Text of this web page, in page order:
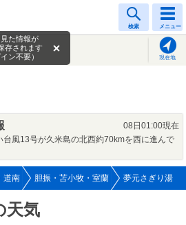
検索 メニュー
現在地
た情報が
存されます
イン不要）
08日01:00現在
台風13号が久米島の北西約70kmを西に進んで
道南 胆振・苫小牧・室蘭 夢元さぎり湯
天気